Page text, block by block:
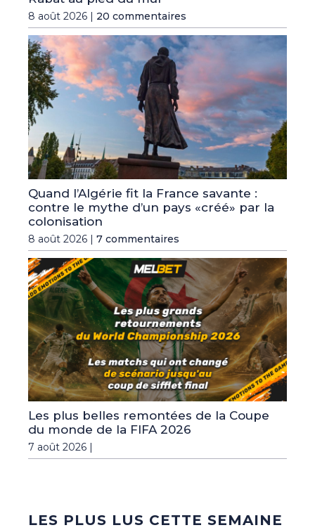
8 août 2026 | 20 commentaires
Quand l’Algérie fit la France savante :
contre le mythe d’un pays «créé» par la
colonisation
8 août 2026 | 7 commentaires
Les plus belles remontées de la Coupe
du monde de la FIFA 2026
7 août 2026 |
LES PLUS LUS CETTE SEMAINE